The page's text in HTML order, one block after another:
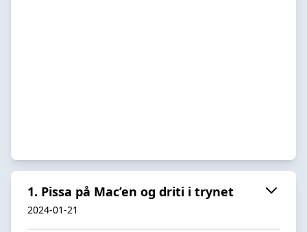
1. Pissa på Mac’en og driti i trynet
2024-01-21